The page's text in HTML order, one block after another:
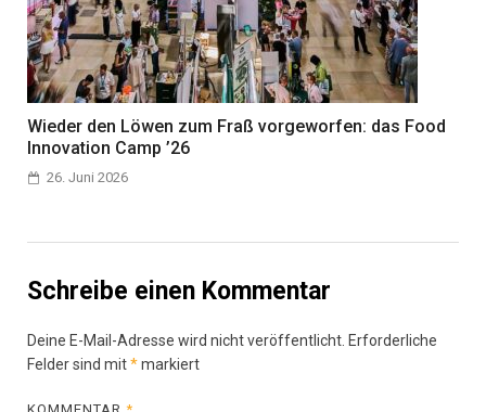
Wieder den Löwen zum Fraß vorgeworfen: das Food
Innovation Camp ’26
26. Juni 2026
Schreibe einen Kommentar
Deine E-Mail-Adresse wird nicht veröffentlicht. Erforderliche
Felder sind mit*markiert